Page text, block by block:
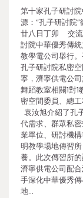
第十家孔子研討
源：“孔子研討院
廿八日丁卯 交
討院中華優秀傳統
教學電公司舉行
孔子研討院私密
寧，濟寧供電公
舞蹈教室相關1對
密空間委員、總
袁汝旭介紹了孔
代需求、群眾私
業單位、研討機
明教學場地傳習
養。此次傳習所
濟寧供電公司配
手深化中華優秀
地…